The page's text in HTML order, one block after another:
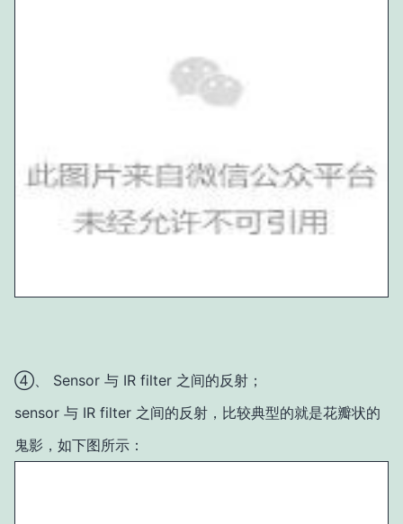
④、 Sensor 与 IR filter 之间的反射；
sensor 与 IR filter 之间的反射，比较典型的就是花瓣状的
鬼影，如下图所示：